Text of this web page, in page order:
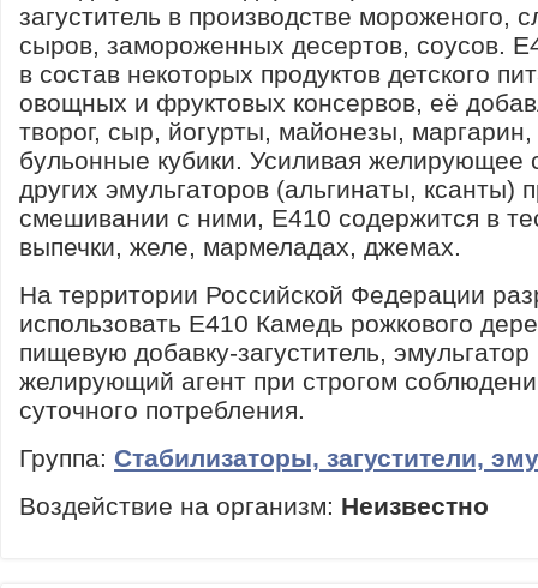
загуститель в производстве мороженого,
сыров, замороженных десертов, соусов.
в состав некоторых продуктов детского
овощных и фруктовых консервов, её
творог, сыр, йогурты, майонезы, маргарин,
бульонные кубики. Усиливая желирующее
других эмульгаторов (альгинаты, ксанты)
смешивании с ними, Е410 содержится в
выпечки, желе, мармеладах, джемах.
На территории Российской Федерации
использовать Е410 Камедь рожкового
пищевую добавку-загуститель, эмульгатор
желирующий агент при строгом
суточного потребления.
Группа: Стабилизаторы, загустители,
Воздействие на организм: Неизвестно